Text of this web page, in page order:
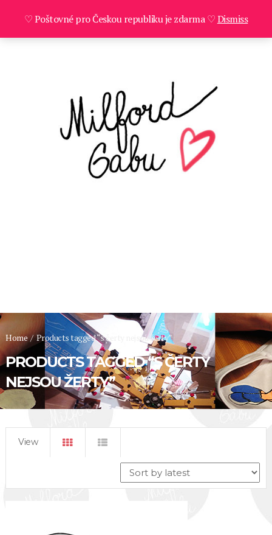
Home / Products tagged “s čerty nejsou žerty”
PRODUCTS TAGGED “S ČERTY
NEJSOU ŽERTY”
View
♡ Poštovné pro Českou republiku je zdarma ♡Dismiss